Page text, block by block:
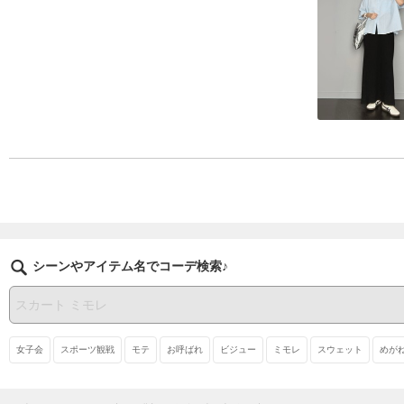
シーンやアイテム名でコーデ検索♪
女子会 スポーツ観戦 モテ お呼ばれ ビジュー ミモレ スウェット めが